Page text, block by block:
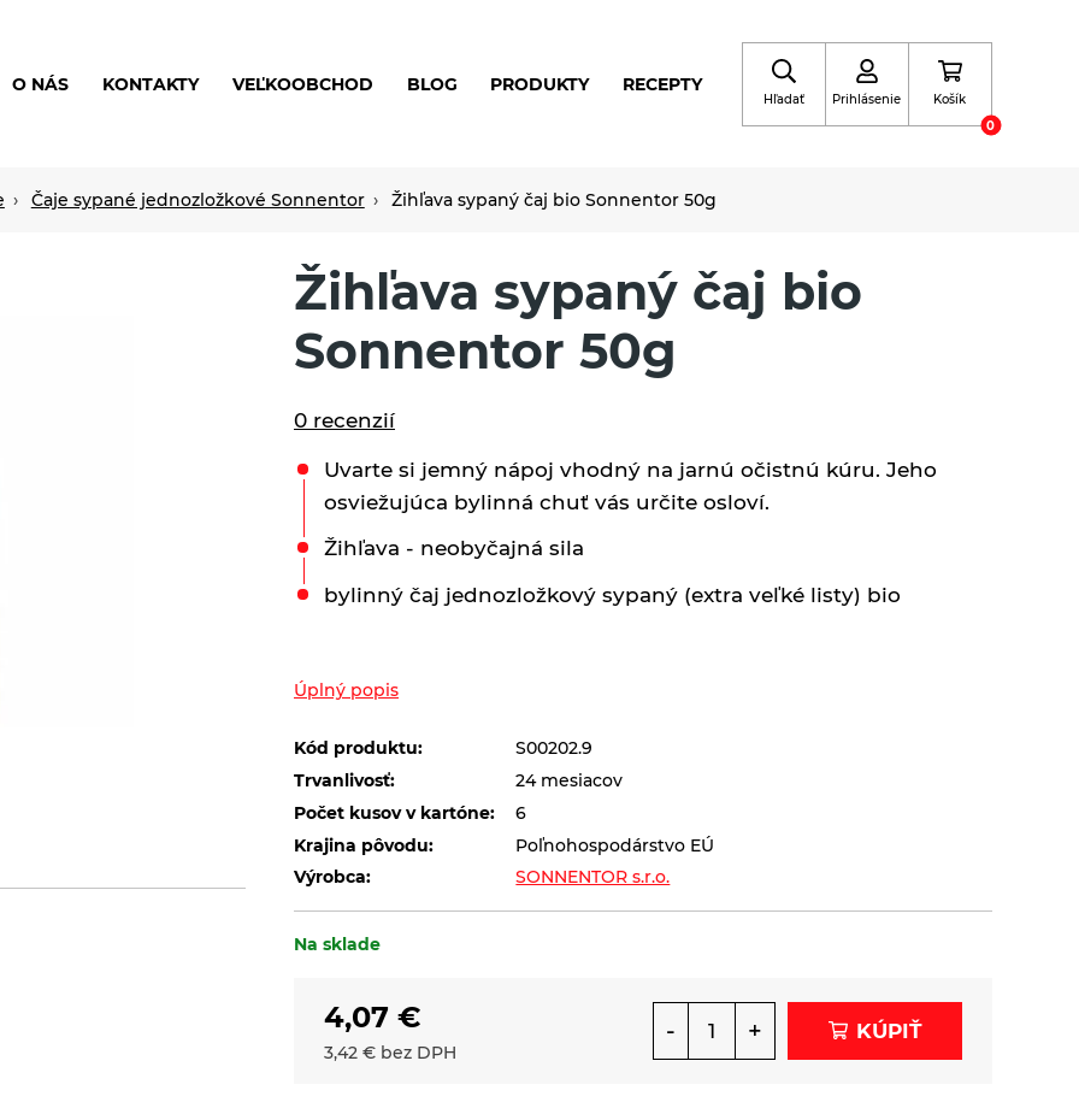
O NÁS KONTAKTY VEĽKOOBCHOD BLOG PRODUKTY RECEPTY
Hľadať Prihlásenie
Košík
0
Čaje sypané jednozložkové Sonnentor Žihľava sypaný čaj bio Sonnentor 50g
Žihľava sypaný čaj bio
Sonnentor 50g
0 recenzií
Uvarte si jemný nápoj vhodný na jarnú očistnú kúru. Jeho
osviežujúca bylinná chuť vás určite osloví.
Žihľava - neobyčajná sila
bylinný čaj jednozložkový sypaný (extra veľké listy) bio
Úplný popis
Kód produktu:
S00202.9
Trvanlivosť:
24 mesiacov
Počet kusov v kartóne:
6
Krajina pôvodu:
Poľnohospodárstvo EÚ
Výrobca:
SONNENTOR s.r.o.
Na sklade
4,07 €
3,42 €
- + KÚPIŤ